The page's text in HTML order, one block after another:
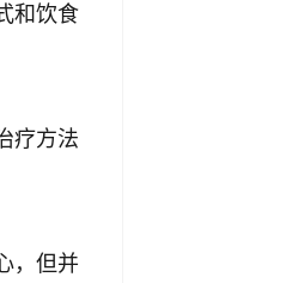
和饮食
疗方法
，但并